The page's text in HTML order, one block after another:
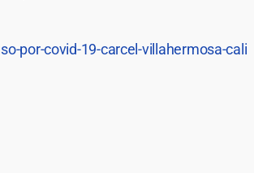
por-covid-19-carcel-villahermosa-cali